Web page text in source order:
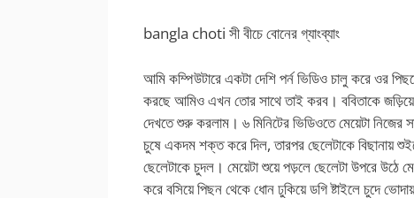
bangla choti সী বীচে বোনের গ্যাংব্যাং
আমি কম্পিউটারে একটা দেশি পর্ন ভিডিও চালু করে ওর
করছে আমিও এখন তোর সাথে তাই করব। ববিতাকে
দেখতে শুরু করলাম। ৬ মিনিটের ভিডিওতে মেয়েটা নিজের
চুষে একদম শক্ত করে দিল, তারপর ছেলেটাকে বিছানায়
ছেলেটাকে চুদল। মেয়েটা শুয়ে পড়লে ছেলেটা উপরে উঠে
করে বসিয়ে পিছন থেকে ধোন ঢুকিয়ে ডগি ষ্টাইলে চুদে